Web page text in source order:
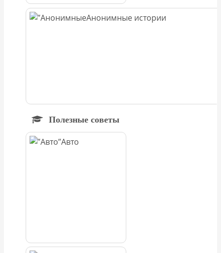
Анонимные истории
Полезные советы
Авто